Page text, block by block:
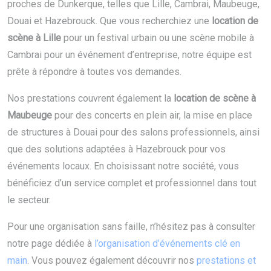
proches de Dunkerque, telles que Lille, Cambrai, Maubeuge,
Douai et Hazebrouck. Que vous recherchiez une location de
scène à Lille pour un festival urbain ou une scène mobile à
Cambrai pour un événement d’entreprise, notre équipe est
prête à répondre à toutes vos demandes.
Nos prestations couvrent également la location de scène à
Maubeuge pour des concerts en plein air, la mise en place
de structures à Douai pour des salons professionnels, ainsi
que des solutions adaptées à Hazebrouck pour vos
événements locaux. En choisissant notre société, vous
bénéficiez d’un service complet et professionnel dans tout
le secteur.
Pour une organisation sans faille, n’hésitez pas à consulter
notre page dédiée à l’organisation d’événements clé en
main. Vous pouvez également découvrir nos prestations et